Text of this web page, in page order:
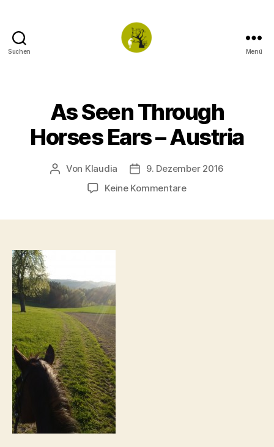
Suchen Menü
As Seen Through
Horses Ears – Austria
Beitragsautor
Von Klaudia Veröffentlichungsdatum
9. Dezember 2016
Keine Kommentarezu